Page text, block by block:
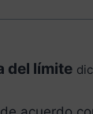
del límite